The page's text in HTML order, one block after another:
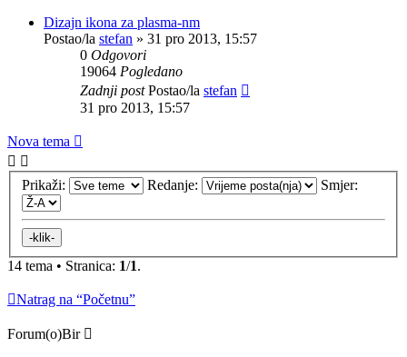
Dizajn ikona za plasma-nm
Postao/la stefan » 31 pro 2013, 15:57
0 Odgovori
19064 Pogledano
Zadnji postPostao/la stefan
31 pro 2013, 15:57
Nova tema
Prikaži: Redanje: Smjer:
14 tema • Stranica: 1/1.
Natrag na “Početnu”
Forum(o)Bir